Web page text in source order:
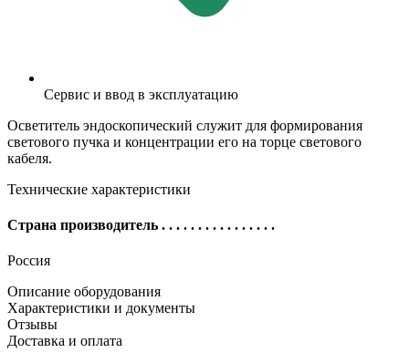
Сервис и ввод в эксплуатацию
Осветитель эндоскопический служит для формирования
светового пучка и концентрации его на торце светового
кабеля.
Технические характеристики
Страна производитель . . . . . . . . . . . . . . . .
Россия
Описание оборудования
Характеристики и документы
Отзывы
Доставка и оплата